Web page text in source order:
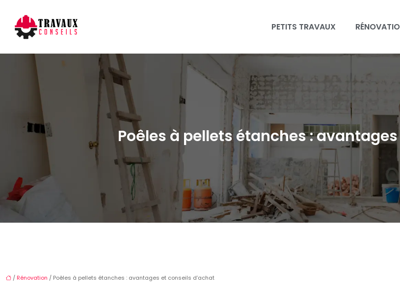
PETITS TRAVAUX
Poêles à pellets étanches :
/ Rénovation / Poêles à pellets étanches : avantages et conseils d’achat